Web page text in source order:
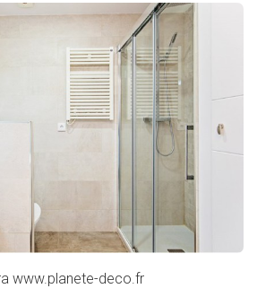
www.planete-deco.fr